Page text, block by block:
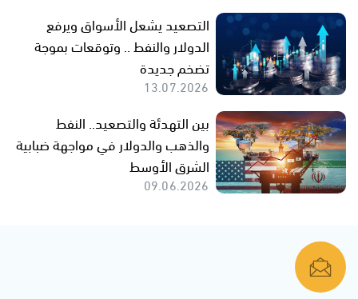
التصعيد يشعل الأسواق ويرفع
الدولار والنفط .. وتوقعات بموجة
تضخم جديدة
13.07.2026
بين التهدئة والتصعيد.. النفط
والذهب والدولار في مواجهة ضبابية
الشرق الأوسط
09.06.2026